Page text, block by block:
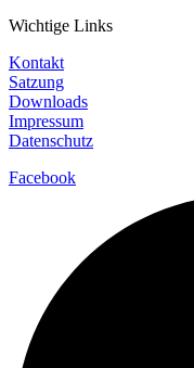
Wichtige Links
Kontakt
Satzung
Downloads
Impressum
Datenschutz
Facebook